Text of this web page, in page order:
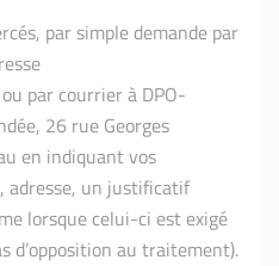
par simple demande par
par courrier à DPO-
26 rue Georges
en indiquant vos
adresse, un justificatif
lorsque celui-ci est exigé
d’opposition au traitement).